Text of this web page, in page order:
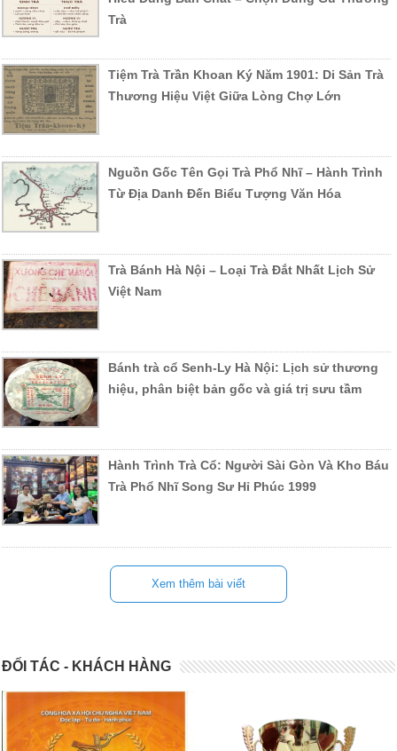
Trà
Tiệm Trà Trần Khoan Ký Năm 1901: Di Sản Trà
Thương Hiệu Việt Giữa Lòng Chợ Lớn
Nguồn Gốc Tên Gọi Trà Phổ Nhĩ – Hành Trình
Từ Địa Danh Đến Biểu Tượng Văn Hóa
Trà Bánh Hà Nội – Loại Trà Đắt Nhất Lịch Sử
Việt Nam
Bánh trà cổ Senh-Ly Hà Nội: Lịch sử thương
hiệu, phân biệt bản gốc và giá trị sưu tầm
Hành Trình Trà Cổ: Người Sài Gòn Và Kho Báu
Trà Phổ Nhĩ Song Sư Hỉ Phúc 1999
Xem thêm bài viết
ĐỐI TÁC - KHÁCH HÀNG